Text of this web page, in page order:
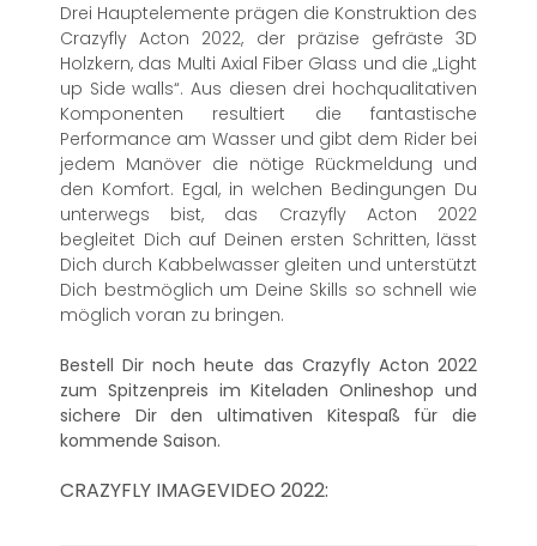
Drei Hauptelemente prägen die Konstruktion des
Crazyfly Acton 2022, der präzise gefräste 3D
Holzkern, das Multi Axial Fiber Glass und die „Light
up Side walls“. Aus diesen drei hochqualitativen
Komponenten resultiert die fantastische
Performance am Wasser und gibt dem Rider bei
jedem Manöver die nötige Rückmeldung und
den Komfort. Egal, in welchen Bedingungen Du
unterwegs bist, das Crazyfly Acton 2022
begleitet Dich auf Deinen ersten Schritten, lässt
Dich durch Kabbelwasser gleiten und unterstützt
Dich bestmöglich um Deine Skills so schnell wie
möglich voran zu bringen.
Bestell Dir noch heute das Crazyfly Acton 2022
zum Spitzenpreis im Kiteladen Onlineshop und
sichere Dir den ultimativen Kitespaß für die
kommende Saison.
CRAZYFLY IMAGEVIDEO 2022: